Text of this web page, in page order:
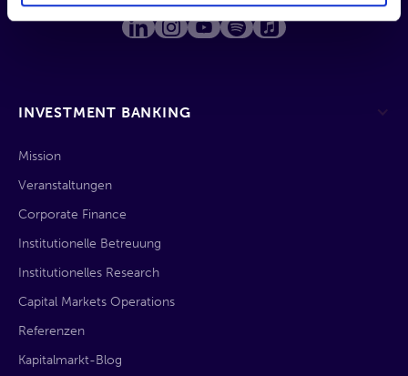
INVESTMENT BANKING
Mission
Veranstaltungen
Corporate Finance
Institutionelle Betreuung
Institutionelles Research
Capital Markets Operations
Referenzen
Kapitalmarkt-Blog